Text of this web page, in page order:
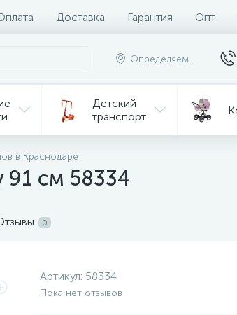
Доставка Гарантия Опт
Определяем...
Детский
транспорт
Игрушки
в Краснодаре
91 см 58334
0
Артикул: 58334
Пока нет отзывов